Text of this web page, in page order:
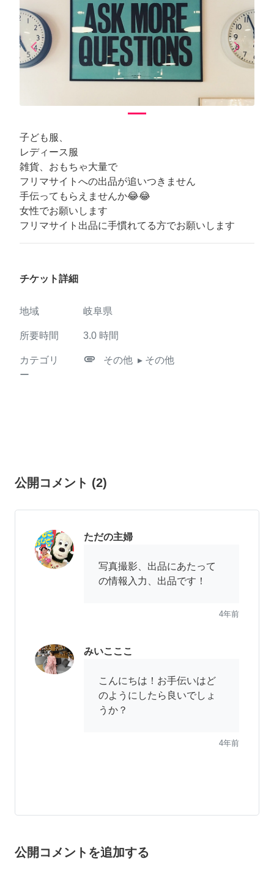
arrow_back_iosPrevious arrow_forward_iosNext
子ども服、
レディース服
雑貨、おもちゃ大量で
フリマサイトへの出品が追いつきません
手伝ってもらえませんか😂😂
女性でお願いします
フリマサイト出品に手慣れてる方でお願いします
チケット詳細
地域 岐阜県
所要時間 3.0 時間
カテゴリ
ー
attachment その他 ▸ その他
公開コメント (2)
ただの主婦
写真撮影、出品にあたって
の情報入力、出品です！
4年前
みいこここ
こんにちは！お手伝いはど
のようにしたら良いでしょ
うか？
4年前
公開コメントを追加する